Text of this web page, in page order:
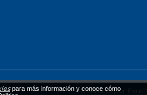
Diseñado por Exus™
para más información y conoce cómo